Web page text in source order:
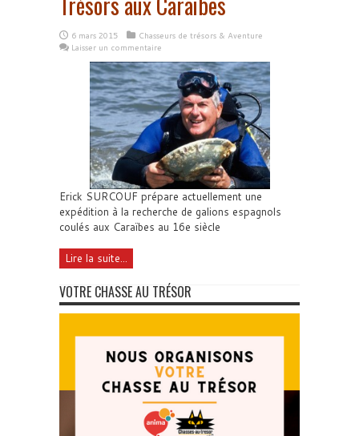
6 mars 2015
Chasseurs de trésors & Aventure
Laisser un commentaire
Erick SURCOUF prépare actuellement une
expédition à la recherche de galions espagnols
coulés aux Caraïbes au 16e siècle
Lire la suite...
VOTRE CHASSE AU TRÉSOR